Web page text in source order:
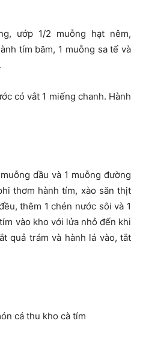
ướp 1/2 muỗng hạt nêm,
tím băm, 1 muỗng sa tế và
có vắt 1 miếng chanh. Hành
dầu và 1 muỗng đường
thơm hành tím, xào săn thịt
thêm 1 chén nước sôi và 1
vào kho với lửa nhỏ đến khi
quả trám và hành lá vào, tắt